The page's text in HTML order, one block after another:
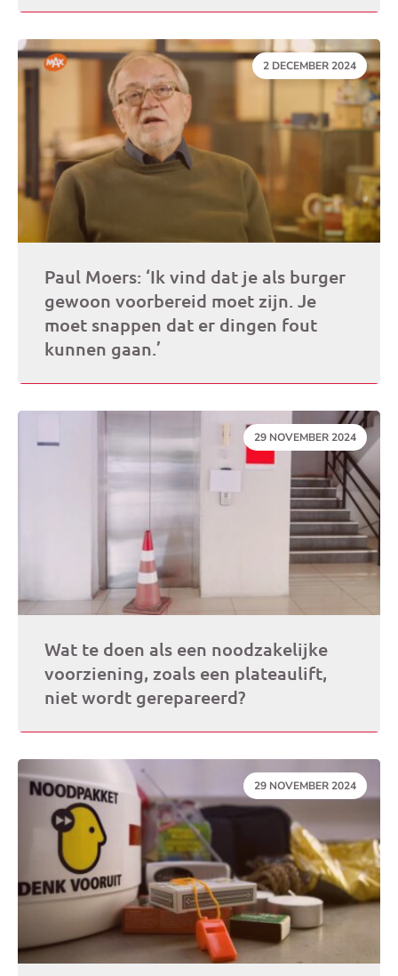
DATUM:
2 DECEMBER 2024
Paul Moers: ‘Ik vind dat je als burger
gewoon voorbereid moet zijn. Je
moet snappen dat er dingen fout
kunnen gaan.’
DATUM:
29 NOVEMBER 2024
Wat te doen als een noodzakelijke
voorziening, zoals een plateaulift,
niet wordt gerepareerd?
DATUM:
29 NOVEMBER 2024